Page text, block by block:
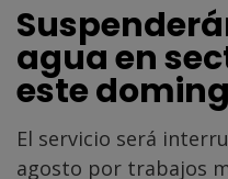
agua en
este
El servicio será
agosto por trabajos